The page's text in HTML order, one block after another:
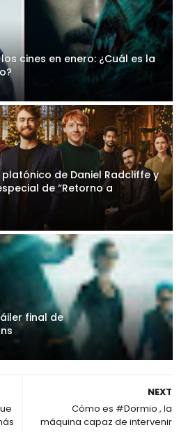
cines en enero: ¿Cuál es la
de Daniel Radcliffe y
de “Retorno a
final de
NEXT
Cómo es #Dormio , la
máquina capaz de intervenir